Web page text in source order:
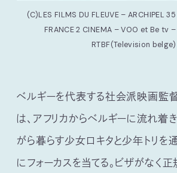
(C)LES FILMS DU FLEUVE – ARCHIPEL
FRANCE 2 CINEMA – VOO et Be tv –
RTBF(Television belge)
ベルギーを代表する社会派映画監
は、アフリカからベルギーに流れ着
がら暮らす少女ロキタと少年トリを
にフォーカスを当てる。ビザがなく